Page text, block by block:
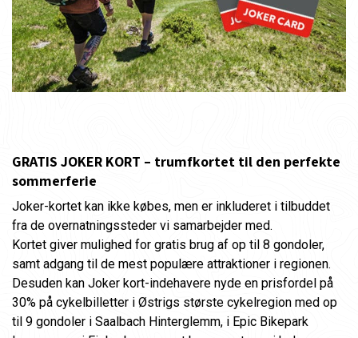
GRATIS JOKER KORT – trumfkortet til den perfekte
sommerferie
Joker-kortet kan ikke købes, men er inkluderet i tilbuddet
fra de overnatningssteder vi samarbejder med.
Kortet giver mulighed for gratis brug af op til 8 gondoler,
samt adgang til de mest populære attraktioner i regionen.
Desuden kan Joker kort-indehavere nyde en prisfordel på
30% på cykelbilletter i Østrigs største cykelregion med op
til 9 gondoler i Saalbach Hinterglemm, i Epic Bikepark